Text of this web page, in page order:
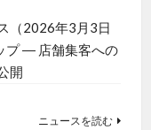
（2026年3月3日
プ ― 店舗集客への
開
ニュースを読む